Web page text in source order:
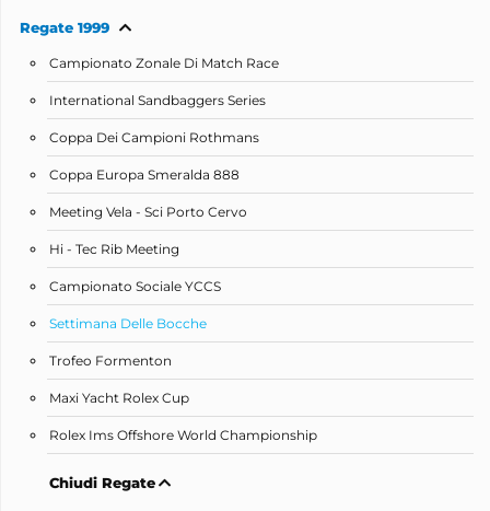
Regate 1999
Campionato Zonale Di Match Race
International Sandbaggers Series
Coppa Dei Campioni Rothmans
Coppa Europa Smeralda 888
Meeting Vela - Sci Porto Cervo
Hi - Tec Rib Meeting
Campionato Sociale YCCS
Settimana Delle Bocche
Trofeo Formenton
Maxi Yacht Rolex Cup
Rolex Ims Offshore World Championship
Chiudi Regate